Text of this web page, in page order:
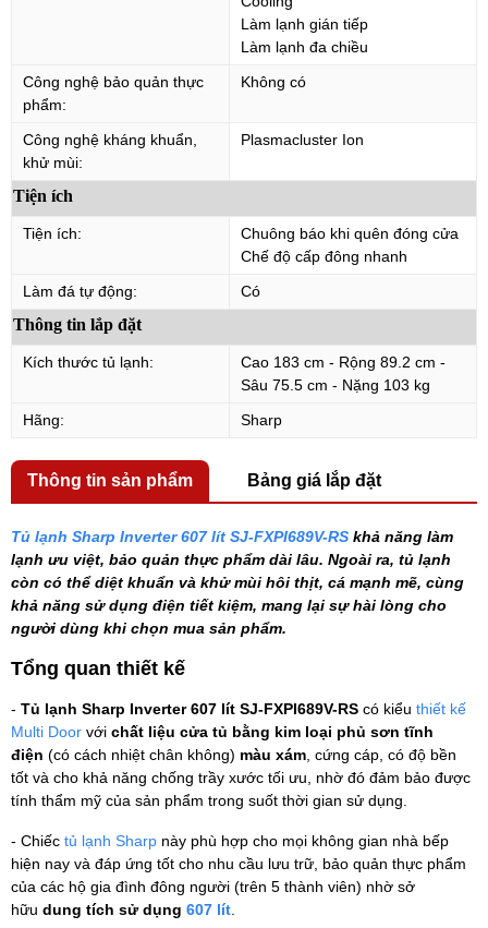
Làm lạnh gián tiếp
Làm lạnh đa chiều
Công nghệ bảo quản thực
phẩm:
Không có
Công nghệ kháng khuẩn,
khử mùi:
Plasmacluster Ion
Tiện ích
Tiện ích:
Chuông báo khi quên đóng cửa
Chế độ cấp đông nhanh
Làm đá tự động:
Có
Thông tin lắp đặt
Kích thước tủ lạnh:
Cao 183 cm - Rộng 89.2 cm -
Sâu 75.5 cm - Nặng 103 kg
Hãng:
Sharp
Thông tin sản phẩm Bảng giá lắp đặt
Tủ lạnh Sharp Inverter 607 lít SJ-FXPI689V-RS khả năng làm
lạnh ưu việt, bảo quản thực phẩm dài lâu. Ngoài ra, tủ lạnh
còn có thể diệt khuẩn và khử mùi hôi thịt, cá mạnh mẽ, cùng
khả năng sử dụng điện tiết kiệm, mang lại sự hài lòng cho
người dùng khi chọn mua sản phẩm.
Tổng quan thiết kế
- Tủ lạnh Sharp Inverter 607 lít SJ-FXPI689V-RS có kiểu thiết kế
Multi Door với chất liệu cửa tủ bằng kim loại phủ sơn tĩnh
điện (có cách nhiệt chân không) màu xám , cứng cáp, có độ bền
tốt và cho khả năng chống trầy xước tối ưu, nhờ đó đảm bảo được
tính thẩm mỹ của sản phẩm trong suốt thời gian sử dụng.
- Chiếc tủ lạnh Sharp này phù hợp cho mọi không gian nhà bếp
hiện nay và đáp ứng tốt cho nhu cầu lưu trữ, bảo quản thực phẩm
của các hộ gia đình đông người (trên 5 thành viên) nhờ sở
hữu dung tích sử dụng 607 lít